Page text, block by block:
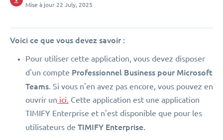
Mise à jour 22 July, 2025
Voici ce que vous devez savoir :
Pour utiliser cette application, vous devez disposer
d'un compte Professionnel Business pour Microsoft
Teams. Si vous n'en avez pas encore, vous pouvez en
ouvrir un ici. Cette application est une application
TIMIFY Enterprise et n'est disponible que pour les
utilisateurs de TIMIFY Enterprise.